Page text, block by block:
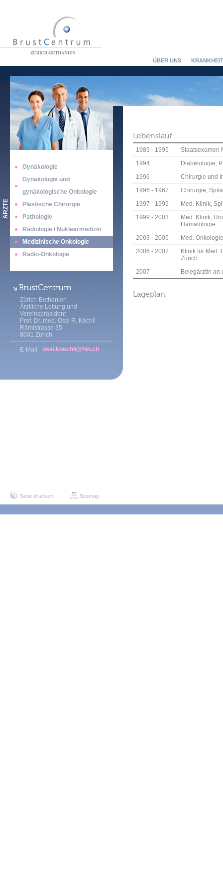
ÜBER UNS
ÄRZTE
Gynäkologie
Gynäkologie und
gynäkologische Onkologie
Plastische Chirurgie
Pathologie
Radiologie / Nuklearmedizin
Medizinische Onkologie
Radio-Onkologie
Zürich-Bethanien
Ärztliche Leitung und
Vereinspräsident
Prof. Dr. med. Ossi R. Köchli
Rämistrasse 35
8001 Zürich
E-Mail ossi.koechli@hin.ch
Lebenslauf
1989 - 1995
Staatsexamen
1994
Diabetologie,
1996
Chirurgie und
1996 - 1967
Chirurgie,
1997 - 1999
Med. Klinik,
1999 - 2003
Med. Klinik,
Hämatologie
2003 - 2005
Med.
2006 - 2007
Klinik für Med.
Zürich
2007
Belegärztin an
Lageplan
Seite drucken Sitemap